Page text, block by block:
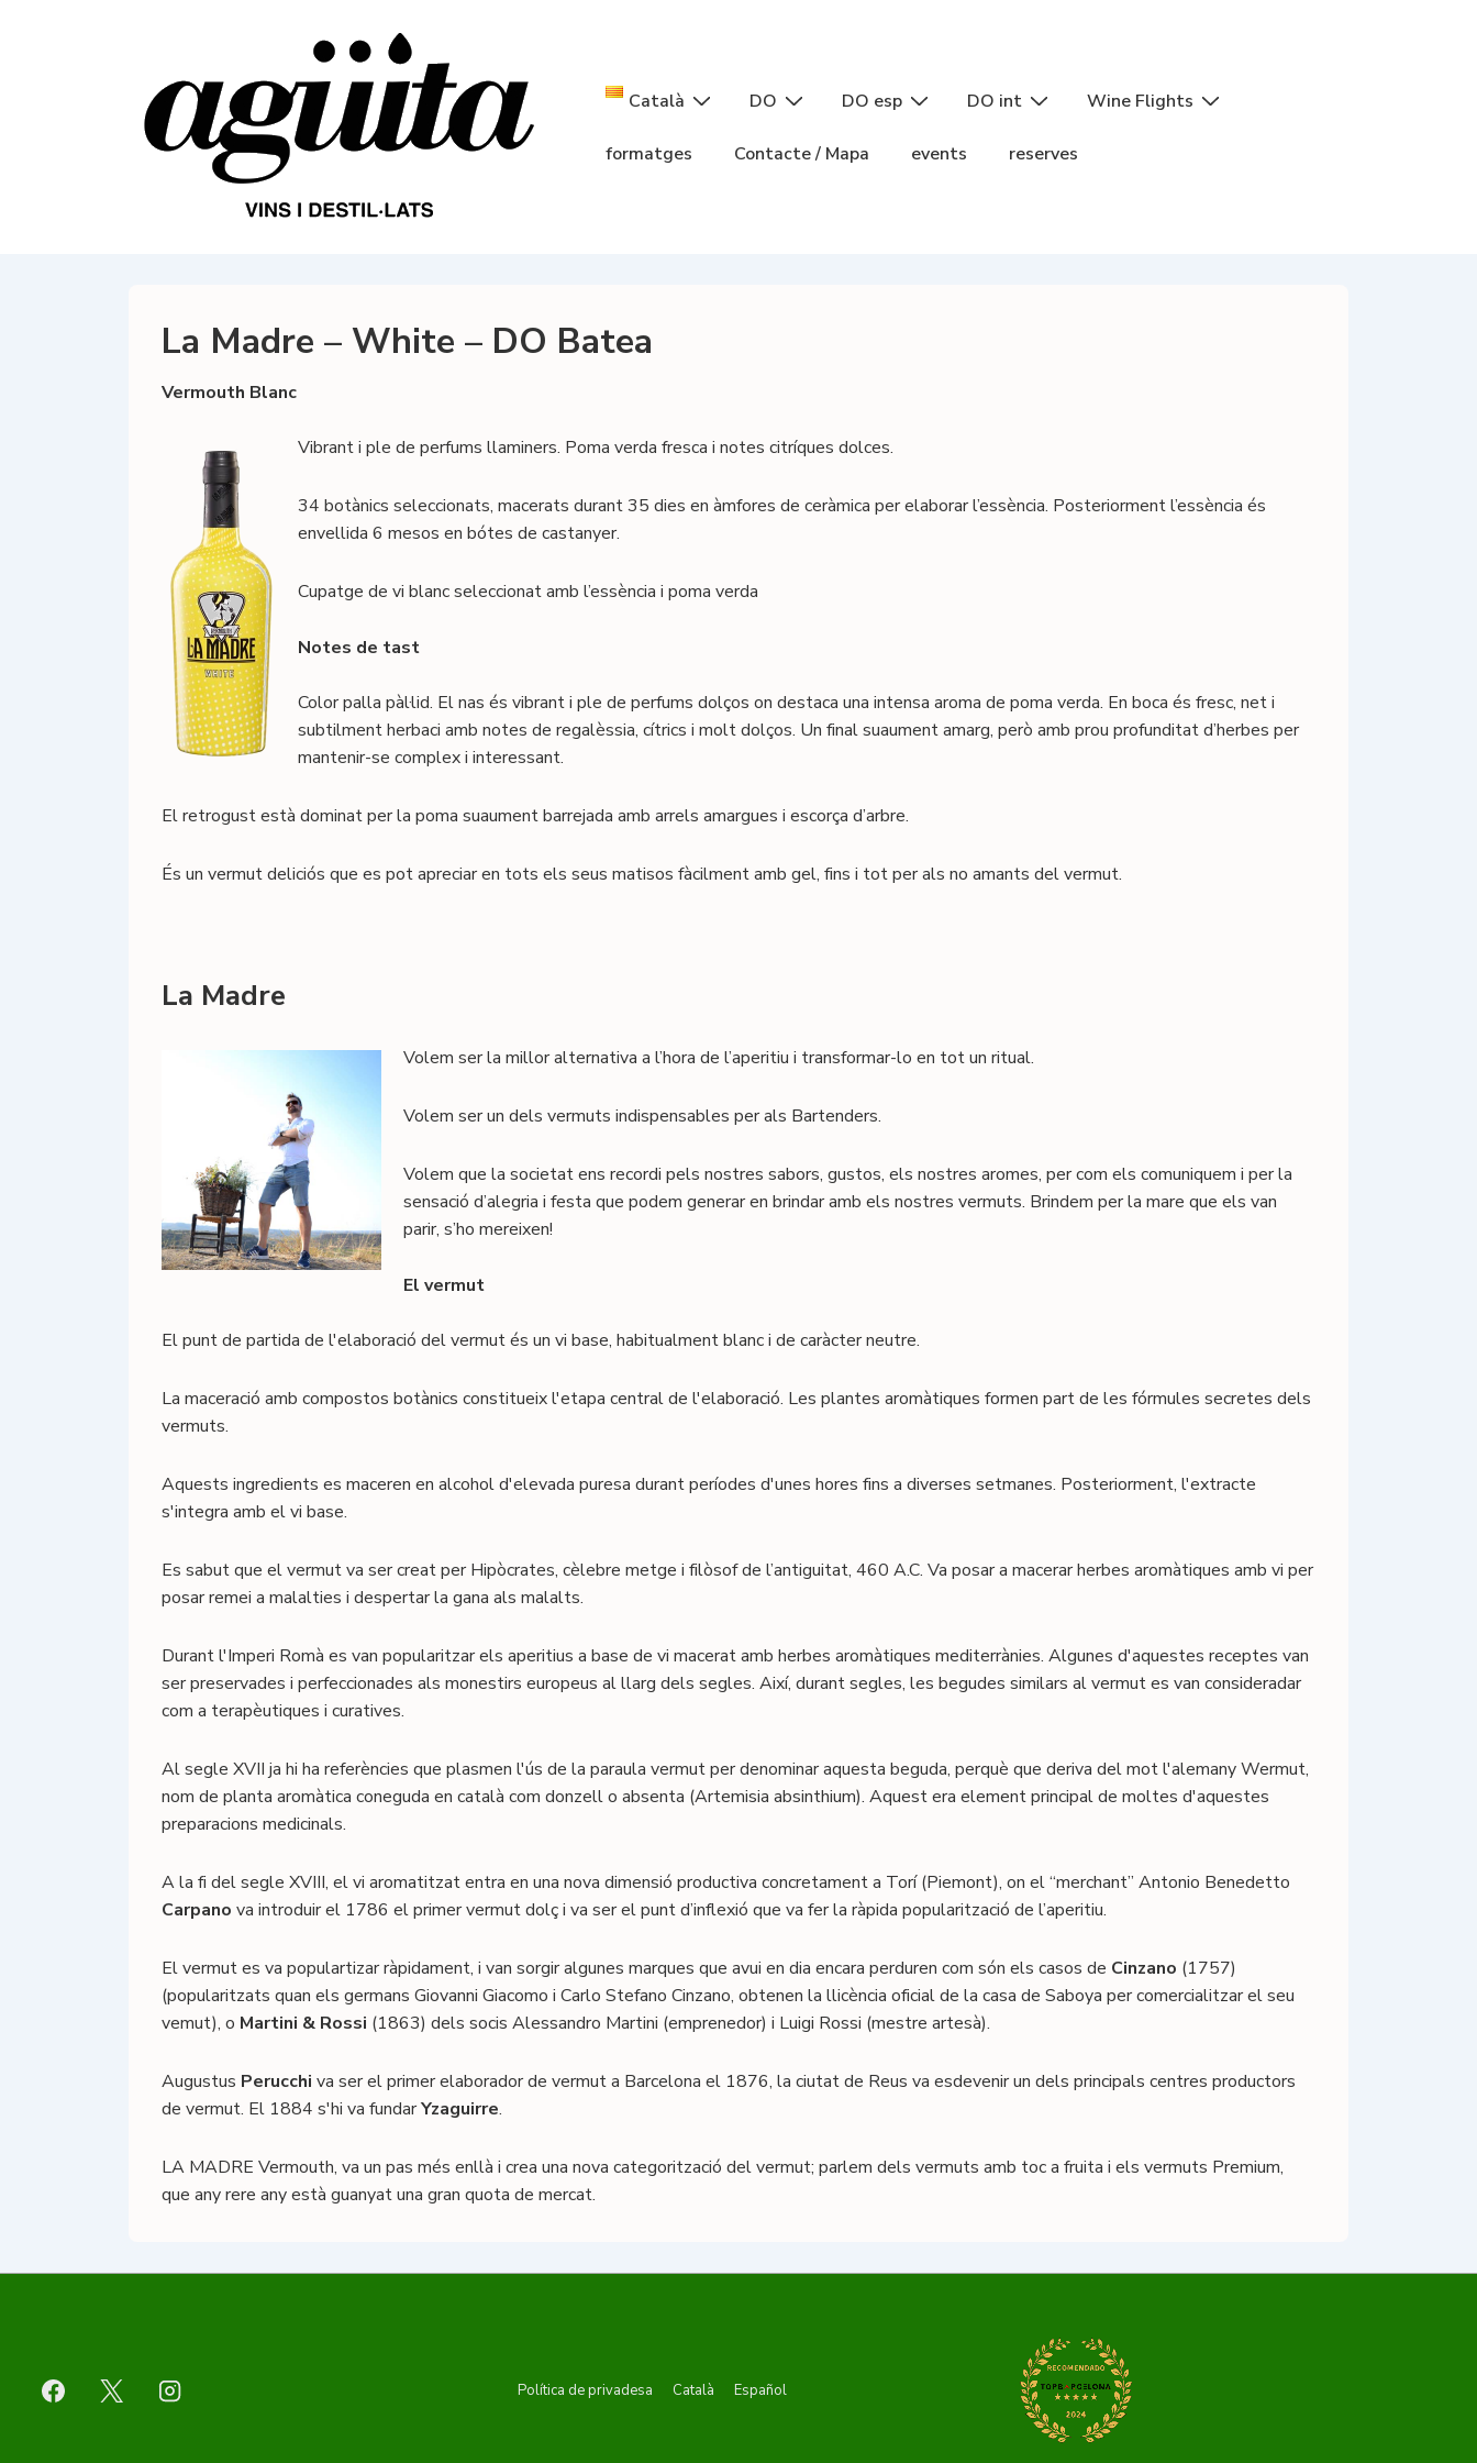
Navegació
principal
Català DO DO esp DO int Wine Flights
formatges Contacte / Mapa events reserves
La Madre – White – DO Batea
Vermouth Blanc
Vibrant i ple de perfums llaminers. Poma verda fresca i notes citríques dolces.
34 botànics seleccionats, macerats durant 35 dies en àmfores de ceràmica per elaborar l’essència. Posteriorment l’essència és
envellida 6 mesos en bótes de castanyer.
Cupatge de vi blanc seleccionat amb l’essència i poma verda
Notes de tast
Color palla pàl·lid. El nas és vibrant i ple de perfums dolços on destaca una intensa aroma de poma verda. En boca és fresc, net i
subtilment herbaci amb notes de regalèssia, cítrics i molt dolços. Un final suaument amarg, però amb prou profunditat d’herbes per
mantenir-se complex i interessant.
El retrogust està dominat per la poma suaument barrejada amb arrels amargues i escorça d’arbre.
És un vermut deliciós que es pot apreciar en tots els seus matisos fàcilment amb gel, fins i tot per als no amants del vermut.
La Madre
Volem ser la millor alternativa a l’hora de l’aperitiu i transformar-lo en tot un ritual.
Volem ser un dels vermuts indispensables per als Bartenders.
Volem que la societat ens recordi pels nostres sabors, gustos, els nostres aromes, per com els comuniquem i per la
sensació d’alegria i festa que podem generar en brindar amb els nostres vermuts. Brindem per la mare que els van
parir, s’ho mereixen!
El vermut
El punt de partida de l'elaboració del vermut és un vi base, habitualment blanc i de caràcter neutre.
La maceració amb compostos botànics constitueix l'etapa central de l'elaboració. Les plantes aromàtiques formen part de les fórmules secretes dels
vermuts.
Aquests ingredients es maceren en alcohol d'elevada puresa durant períodes d'unes hores fins a diverses setmanes. Posteriorment, l'extracte
s'integra amb el vi base.
Es sabut que el vermut va ser creat per Hipòcrates, cèlebre metge i filòsof de l’antiguitat, 460 A.C. Va posar a macerar herbes aromàtiques amb vi per
posar remei a malalties i despertar la gana als malalts.
Durant l'Imperi Romà es van popularitzar els aperitius a base de vi macerat amb herbes aromàtiques mediterrànies. Algunes d'aquestes receptes van
ser preservades i perfeccionades als monestirs europeus al llarg dels segles. Així, durant segles, les begudes similars al vermut es van consideradar
com a terapèutiques i curatives.
Al segle XVII ja hi ha referències que plasmen l'ús de la paraula vermut per denominar aquesta beguda, perquè que deriva del mot l'alemany Wermut,
nom de planta aromàtica coneguda en català com donzell o absenta (Artemisia absinthium). Aquest era element principal de moltes d'aquestes
preparacions medicinals.
A la fi del segle XVIII, el vi aromatitzat entra en una nova dimensió productiva concretament a Torí (Piemont), on el “merchant” Antonio Benedetto
Carpano va introduir el 1786 el primer vermut dolç i va ser el punt d’inflexió que va fer la ràpida popularització de l’aperitiu.
El vermut es va populartizar ràpidament, i van sorgir algunes marques que avui en dia encara perduren com són els casos de Cinzano (1757)
(popularitzats quan els germans Giovanni Giacomo i Carlo Stefano Cinzano, obtenen la llicència oficial de la casa de Saboya per comercialitzar el seu
vemut), o Martini & Rossi (1863) dels socis Alessandro Martini (emprenedor) i Luigi Rossi (mestre artesà).
Augustus Perucchi va ser el primer elaborador de vermut a Barcelona el 1876, la ciutat de Reus va esdevenir un dels principals centres productors
de vermut. El 1884 s'hi va fundarYzaguirre.
LA MADRE Vermouth, va un pas més enllà i crea una nova categorització del vermut; parlem dels vermuts amb toc a fruita i els vermuts Premium,
que any rere any està guanyat una gran quota de mercat.
Menú
Política de privadesa Català Español